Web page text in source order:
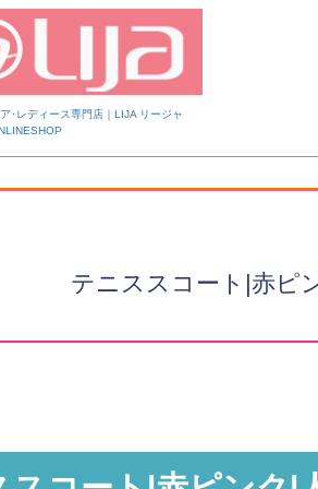
･レディース専門店｜LIJA リージャ
テニススコート|赤ピ